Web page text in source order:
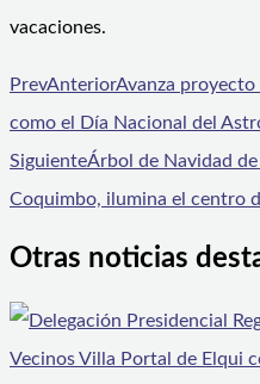
vacaciones.
PrevAnteriorAvanza
como el Día Nacional del
SiguienteÁrbol de Navidad
Coquimbo, ilumina el centro
Otras noticias